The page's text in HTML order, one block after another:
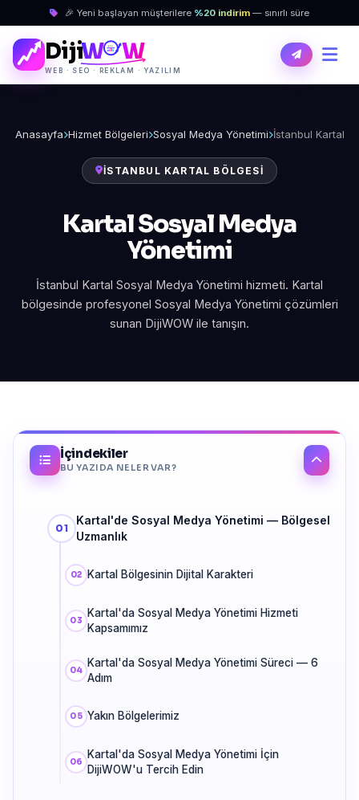
🎉 Yeni başlayan müşterilere %20 indirim — sınırlı süre
DijiW W
WEB · SEO · REKLAM · YAZILIM
Anasayfa Hizmet Bölgeleri Sosyal Medya Yönetimi İstanbul Kartal
İSTANBUL KARTAL BÖLGESI
Kartal Sosyal Medya
Yönetimi
İstanbul Kartal Sosyal Medya Yönetimi hizmeti. Kartal
bölgesinde profesyonel Sosyal Medya Yönetimi çözümleri
sunan DijiWOW ile tanışın.
İçindekiler
BU YAZIDA NELER VAR?
Kartal'de Sosyal Medya Yönetimi — Bölgesel
Uzmanlık
Kartal Bölgesinin Dijital Karakteri
Kartal'da Sosyal Medya Yönetimi Hizmeti
Kapsamımız
Kartal'da Sosyal Medya Yönetimi Süreci — 6
Adım
Yakın Bölgelerimiz
Kartal'da Sosyal Medya Yönetimi İçin
DijiWOW'u Tercih Edin